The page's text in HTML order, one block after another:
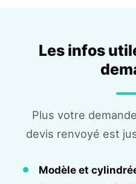
Les infos
Plus votre
devis renvoyé est
Modèle et